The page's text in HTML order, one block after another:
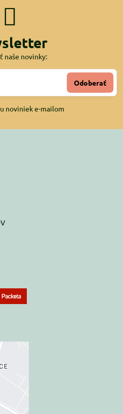
naše novinky:
Odoberať
noviniek e-mailom